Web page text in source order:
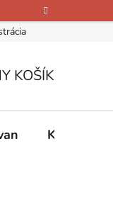
Hodnotenie obchodu
KOŠÍK
Kontakty